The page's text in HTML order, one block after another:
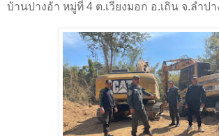
บ้านปางอ้า หมู่ที่ 4 ต.เวียงมอก อ.เถิน จ.ลำปา